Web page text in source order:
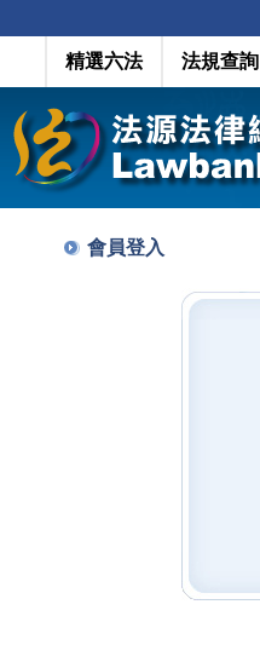
精選六法 法規查詢
會員登入